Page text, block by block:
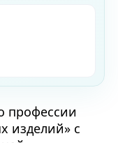
профессии
изделий» с